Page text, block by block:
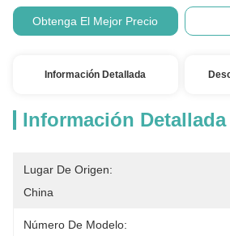
Obtenga El Mejor Precio
Información Detallada
Información Detallada
Lugar De Origen:
China
Número De Modelo: